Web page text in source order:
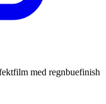
med regnbuefinish